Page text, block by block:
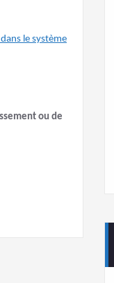
le système
ou de